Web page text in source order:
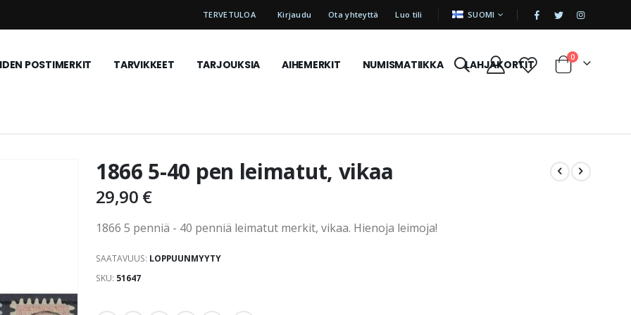
TERVETULOA Kirjaudu Ota yhteyttä Luo tili KIELI SUOMI |
POSTIMERKIT TARVIKKEET TARJOUKSIA AIHEMERKIT NUMISMATIIKKA LAHJAKORTIT Cart
0tuotetta
1866 5-40 pen leimatut, vikaa
29,90 €
1866 5 penniä - 40 penniä leimatut merkit, vikaa. Hienoja leimoja!
SAATAVUUS: LOPPUUNMYYTY
SKU 51647